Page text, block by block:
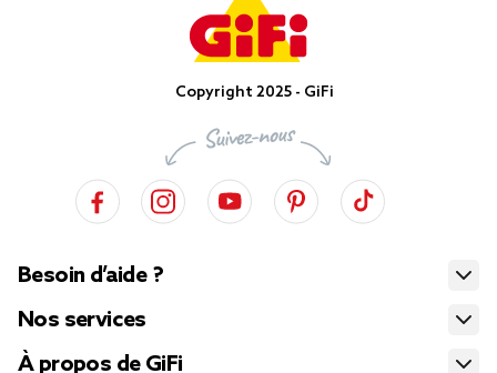
Copyright 2025 - GiFi
Besoin d’aide ?
Nos services
À propos de GiFi